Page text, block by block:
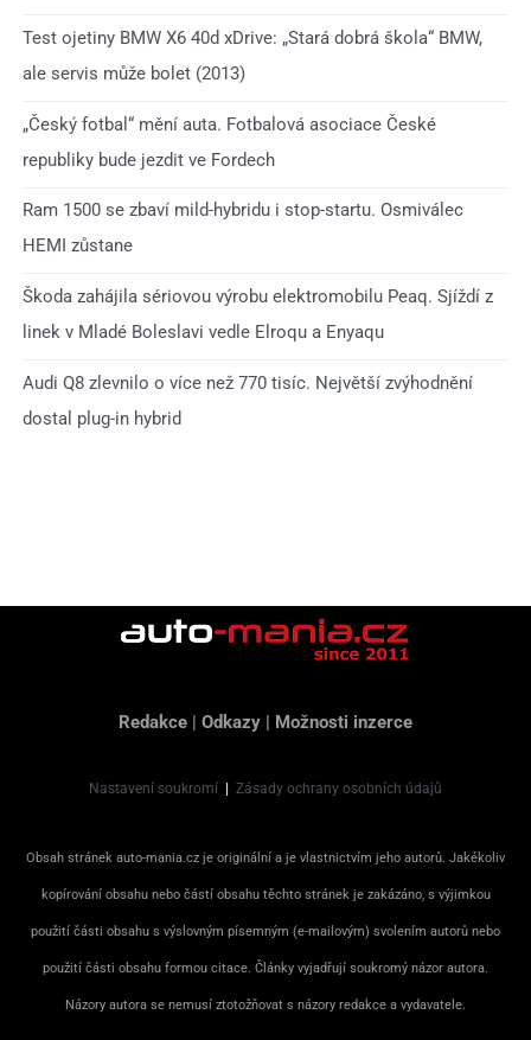
Test ojetiny BMW X6 40d xDrive: „Stará dobrá škola“ BMW,
ale servis může bolet (2013)
„Český fotbal“ mění auta. Fotbalová asociace České
republiky bude jezdit ve Fordech
Ram 1500 se zbaví mild-hybridu i stop-startu. Osmiválec
HEMI zůstane
Škoda zahájila sériovou výrobu elektromobilu Peaq. Sjíždí z
linek v Mladé Boleslavi vedle Elroqu a Enyaqu
Audi Q8 zlevnilo o více než 770 tisíc. Největší zvýhodnění
dostal plug-in hybrid
Redakce | Odkazy | Možnosti inzerce
Nastavení soukromí | Zásady ochrany osobních údajů
Obsah stránek auto-mania.cz je originální a je vlastnictvím jeho autorů. Jakékoliv
kopírování obsahu nebo částí obsahu těchto stránek je zakázáno, s výjimkou
použití části obsahu s výslovným písemným (e-mailovým) svolením autorů nebo
použití části obsahu formou citace. Články vyjadřují soukromý názor autora.
Názory autora se nemusí ztotožňovat s názory redakce a vydavatele.